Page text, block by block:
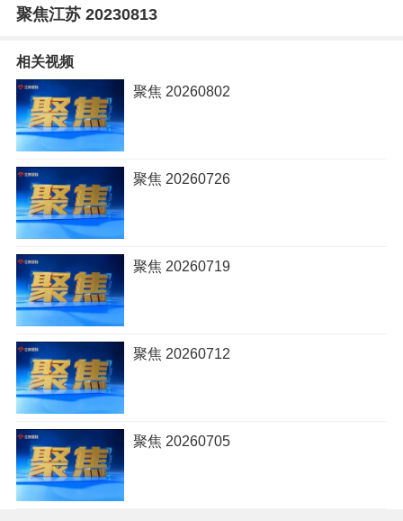
聚焦江苏 20230813
相关视频
聚焦 20260802
聚焦 20260726
聚焦 20260719
聚焦 20260712
聚焦 20260705